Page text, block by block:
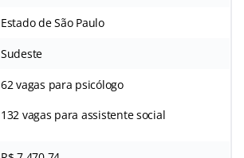
Estado de São Paulo
Sudeste
62 vagas para psicólogo
132 vagas para assistente social